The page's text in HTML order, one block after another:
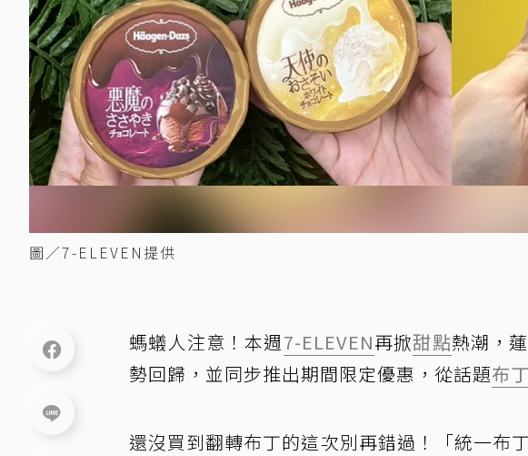
圖／7-ELEVEN提供
螞蟻人注意！本週7-ELEVEN再掀甜點熱潮，
勢回歸，並同步推出期間限定優惠，從話題布丁
還沒買到翻轉布丁的這次別再錯過！「統一布